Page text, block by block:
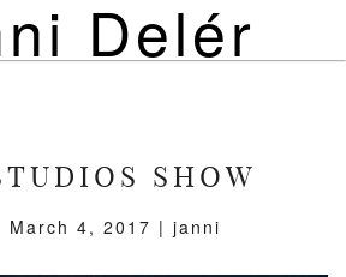
Delér
SHOW
March 4, 2017 | janni